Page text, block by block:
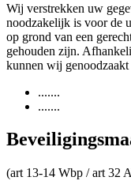
Wij verstrekken uw
noodzakelijk is voor de
op grond van een
gehouden zijn.
kunnen wij genoodzaakt
.......
.......
(art 13-14 Wbp / art 32